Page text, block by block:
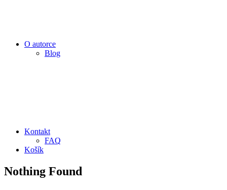
O autorce
Blog
Kontakt
FAQ
Košík
Nothing Found